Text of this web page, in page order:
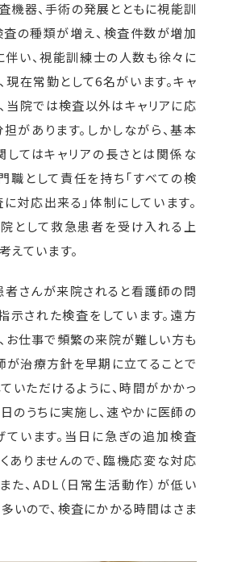
機器、手術の発展とともに視能訓
の種類が増え、検査件数が増加
伴い、視能訓練士の人数も徐々に
現在常勤として6名がいます。キャ
当院では検査以外はキャリアに応
があります。しかしながら、基本
てはキャリアの長さとは関係な
職として責任を持ち「すべての検
対応出来る」体制にしています。
として救急患者を受け入れる上
えています。
者さんが来院されると看護師の問
示された検査をしています。遠方
お仕事で頻繁の来院が難しい方も
が治療方針を早期に立てることで
いただけるように、時間がかかっ
のうちに実施し、速やかに医師の
います。当日に急ぎの追加検査
ありませんので、臨機応変な対応
た、ADL（日常生活動作）が低い
いので、検査にかかる時間はさま